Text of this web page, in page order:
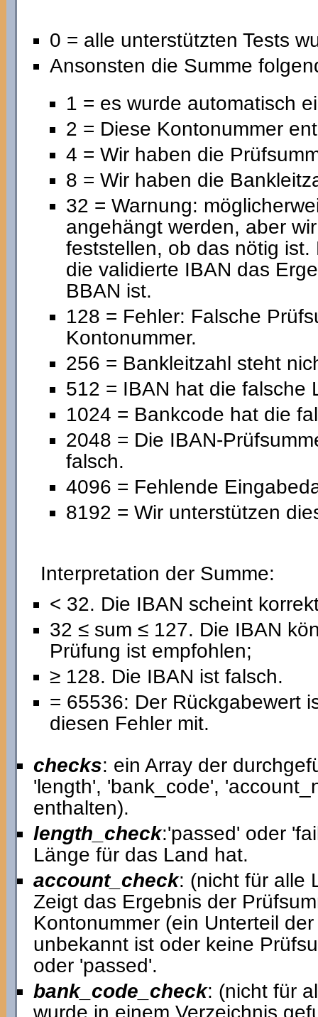
0 = alle unterstützten Tests
Ansonsten die Summe
1 = es wurde automatisch
2 = Diese Kontonummer
4 = Wir haben die
8 = Wir haben die
32 = Warnung:
angehängt werden, aber
feststellen, ob das nötig
die validierte IBAN das
BBAN ist.
128 = Fehler: Falsche
Kontonummer.
256 = Bankleitzahl steht
512 = IBAN hat die falsche
1024 = Bankcode hat die
2048 = Die IBAN-
falsch.
4096 = Fehlende
8192 = Wir unterstützen
Interpretation der Summe:
< 32. Die IBAN scheint
32 ≤ sum ≤ 127. Die IBAN
Prüfung ist empfohlen;
≥ 128. Die IBAN ist falsch.
= 65536: Der Rückgabewert
diesen Fehler mit.
checks: ein Array der
'length', 'bank_code',
enthalten).
length_check:'passed' oder
Länge für das Land hat.
account_check: (nicht für alle
Zeigt das Ergebnis der
Kontonummer (ein Unterteil
unbekannt ist oder keine
oder 'passed'.
bank_code_check: (nicht für
wurde in einem Verzeichnis